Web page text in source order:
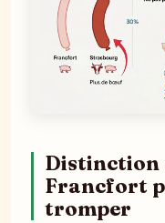
Distinction
Francfort
tromper